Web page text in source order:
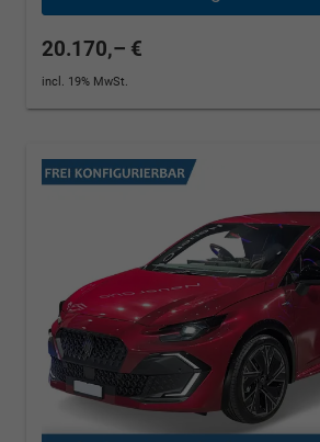
20.170,– €
incl. 19% MwSt.